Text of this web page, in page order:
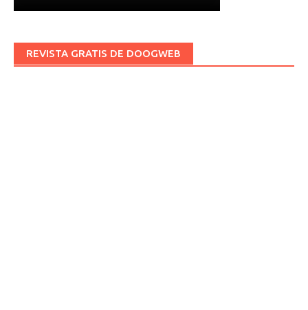
REVISTA GRATIS DE DOOGWEB